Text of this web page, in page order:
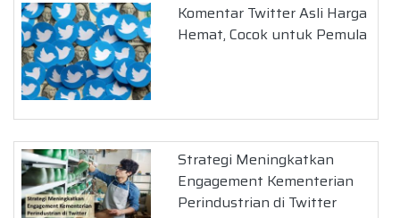
Komentar Twitter Asli Harga
Hemat, Cocok untuk Pemula
Strategi Meningkatkan
Engagement Kementerian
Perindustrian di Twitter